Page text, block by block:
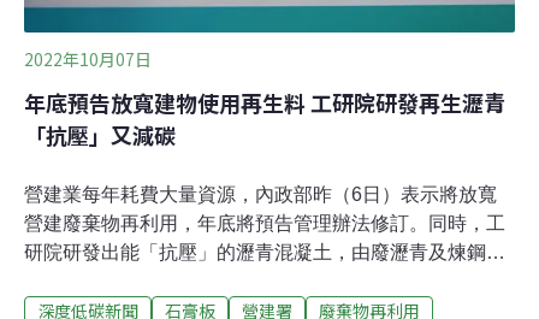
2022年10月07日
年底預告放寬建物使用再生料 工研院研發再生瀝青
「抗壓」又減碳
營建業每年耗費大量資源，內政部昨（6日）表示將放寬
營建廢棄物再利用，年底將預告管理辦法修訂。同時，工
研院研發出能「抗壓」的瀝青混凝土，由廢瀝青及煉鋼轉
上路」，用重量較大的公車展現抗壓效果。營建署修訂辦
深度低碳新聞 石膏板 營建署
廢棄物再利用